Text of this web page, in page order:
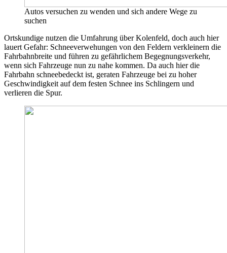
Autos versuchen zu wenden und sich andere Wege zu
suchen
Ortskundige nutzen die Umfahrung über Kolenfeld, doch auch hier
lauert Gefahr: Schneeverwehungen von den Feldern verkleinern die
Fahrbahnbreite und führen zu gefährlichem Begegnungsverkehr,
wenn sich Fahrzeuge nun zu nahe kommen. Da auch hier die
Fahrbahn schneebedeckt ist, geraten Fahrzeuge bei zu hoher
Geschwindigkeit auf dem festen Schnee ins Schlingern und
verlieren die Spur.